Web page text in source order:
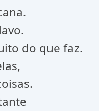
do que faz.